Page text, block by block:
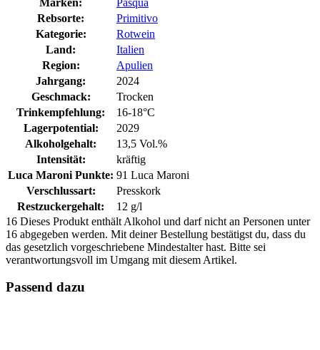
Rebsorte:
Primitivo
Kategorie:
Rotwein
Land:
Italien
Region:
Apulien
Jahrgang:
2024
Geschmack:
Trocken
Trinkempfehlung:
16-18°C
Lagerpotential:
2029
Alkoholgehalt:
13,5 Vol.%
Intensität:
kräftig
Luca Maroni Punkte: 91 Luca Maroni
Verschlussart:
Presskork
Restzuckergehalt:
12 g/l
16 Dieses Produkt enthält Alkohol und darf nicht an Personen unter
16 abgegeben werden. Mit deiner Bestellung bestätigst du, dass du
das gesetzlich vorgeschriebene Mindestalter hast. Bitte sei
verantwortungsvoll im Umgang mit diesem Artikel.
Passend dazu